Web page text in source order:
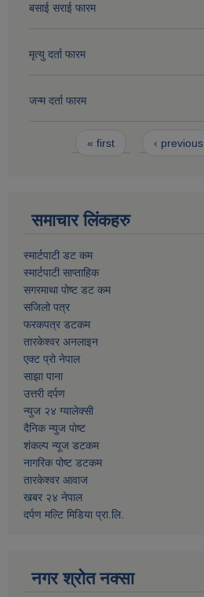
बसाई सराई फारम
मृत्यु दर्ता फारम
जन्म दर्ता फारम
Pages« first ‹ previous
समाचार लिंकहरु
स्मार्टपाटी डट कम
स्मार्टपाटी साप्ताहिक
सगरमाथा पोष्ट डट कम
सजिलो पत्र
फरकपत्र डटकम
तारकेश्वर अनलाइन
एक्ट प्रो नेपाल
साझा पाना
उत्तरी दर्पण
न्युज २४ ग्यालेक्सी
दैनिक न्युज पोष्ट
शंकल्प न्यूज डटकम
नागरिक पोष्ट डटकम
तारकेश्वर आवाज
खबर २४ नेपाल
दर्पण मल्टि मिडिया प्रा.लि.
नगर श्रोत नक्सा